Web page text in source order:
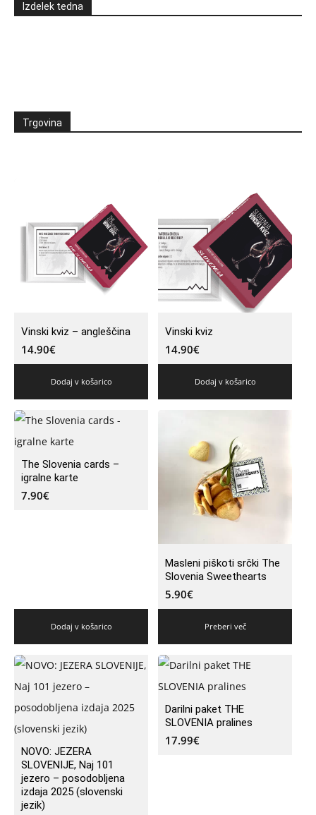
Izdelek tedna
Trgovina
Vinski kviz – angleščina
14.90€
Dodaj v košarico
Vinski kviz
14.90€
Dodaj v košarico
The Slovenia cards –
igralne karte
7.90€
Dodaj v košarico
Masleni piškoti srčki The
Slovenia Sweethearts
5.90€
Preberi več
NOVO: JEZERA
SLOVENIJE, Naj 101
jezero – posodobljena
izdaja 2025 (slovenski
jezik)
Darilni paket THE
SLOVENIA pralines
17.99€